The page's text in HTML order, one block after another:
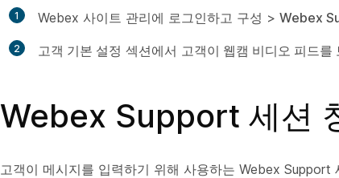
1 Webex 사이트 관리에 로그인하고 구성 > Webex
2 고객 기본 설정 섹션에서 고객이 웹캠 비디오 피드를
Webex Support 세션
고객이 메시지를 입력하기 위해 사용하는 Webex